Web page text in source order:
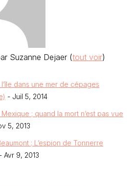
Suzanne Dejaer (tout voir)
dans une mer de cépages
- Juil 5, 2014
; quand la mort n’est pas vue
5, 2013
; L’espion de Tonnerre
- Avr 9, 2013